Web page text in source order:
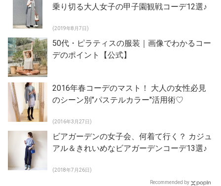
乗り切る大人女子の甲子園観戦コーデ12選♪
(2019年8月7日)
50代・ピラティスの服装｜画像でわかるコー
デのポイント【公式】
2016年春コーデのマスト！ 大人の女性必見
のシーン別″パステルカラー″活用術♡
(2016年3月27日)
ビアガーデンの女子会、何着て行く？ カジュ
アル＆きれいめなビアガーデンコーデ13選♪
(2018年7月26日)
Recommended by